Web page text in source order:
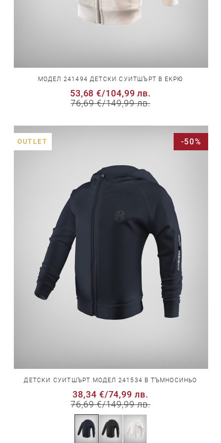
МОДЕЛ 241494 ДЕТСКИ СУИТШЪРТ В ЕКРЮ
53,68 €/104,99 лв.
76,69 €/149,99 лв.
OUTLET -50%
ДЕТСКИ СУИТШЪРТ МОДЕЛ 241534 В ТЪМНОСИНЬО
38,34 €/74,99 лв.
76,69 €/149,99 лв.